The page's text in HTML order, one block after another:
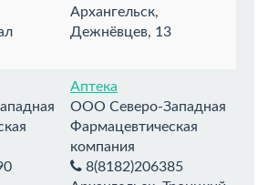
Архангельск,
Дежнёвцев, 13
Аптека
ООО Северо-Западная
Фармацевтическая
компания
8(8182)206385